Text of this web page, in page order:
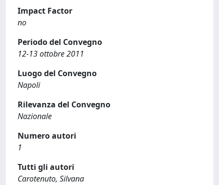
Impact Factor
no
Periodo del Convegno
12-13 ottobre 2011
Luogo del Convegno
Napoli
Rilevanza del Convegno
Nazionale
Numero autori
1
Tutti gli autori
Carotenuto, Silvana